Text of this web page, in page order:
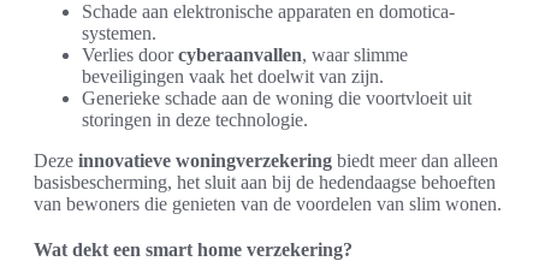
Schade aan elektronische apparaten en domotica-
systemen.
Verlies doorcyberaanvallen, waar slimme
beveiligingen vaak het doelwit van zijn.
Generieke schade aan de woning die voortvloeit uit
storingen in deze technologie.
Deze innovatieve woningverzekering biedt meer dan alleen
basisbescherming, het sluit aan bij de hedendaagse behoeften
van bewoners die genieten van de voordelen van slim wonen.
Wat dekt een smart home verzekering?